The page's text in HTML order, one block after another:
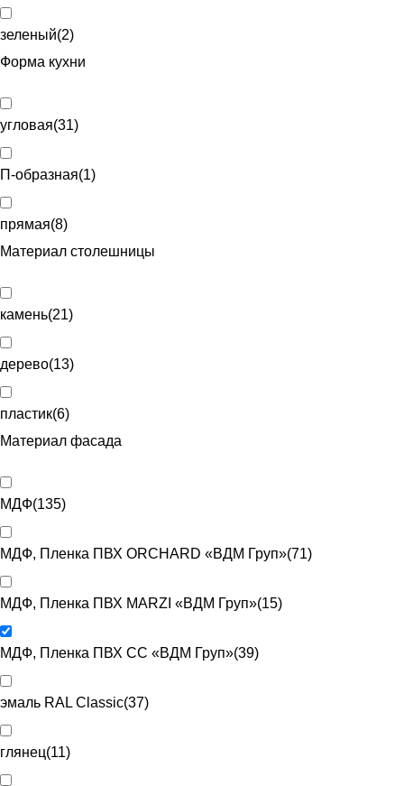
зеленый(2)
Форма кухни
угловая(31)
П-образная(1)
прямая(8)
Материал столешницы
камень(21)
дерево(13)
пластик(6)
Материал фасада
МДФ(135)
МДФ, Пленка ПВХ ORCHARD «ВДМ Груп»(71)
МДФ, Пленка ПВХ MARZI «ВДМ Груп»(15)
МДФ, Пленка ПВХ CC «ВДМ Груп»(39)
эмаль RAL Classic(37)
глянец(11)